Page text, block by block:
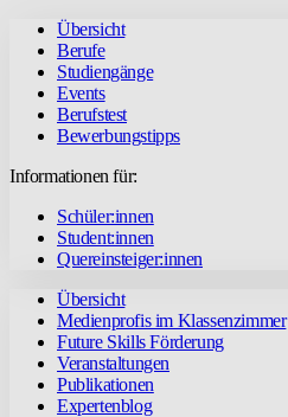
Übersicht
Berufe
Studiengänge
Events
Berufstest
Bewerbungstipps
Informationen für:
Schüler:innen
Student:innen
Quereinsteiger:innen
Übersicht
Medienprofis im Klassenzimmer
Future Skills Förderung
Veranstaltungen
Publikationen
Expertenblog